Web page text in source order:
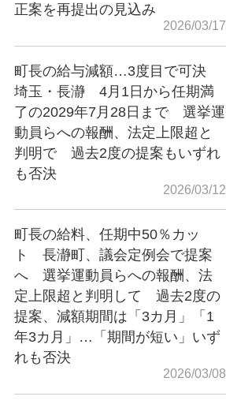
正案を再提出の見込み
2026/03/17
町長の給与減額…3度目で可決
埼玉・長瀞 4月1日から任期満
了の2029年7月28日まで 選挙運
動員らへの報酬、法定上限超と
判明で 過去2度の提案もいずれ
も否決
2026/03/12
町長の給料、任期中50％カッ
ト 長瀞町、議会定例会で提案
へ 選挙運動員らへの報酬、法
定上限超と判明して 過去2度の
提案、減額期間は「3カ月」「1
年3カ月」…「期間が短い」いず
れも否決
2026/03/08